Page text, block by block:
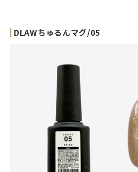
DLAWちゅるんマグ/05